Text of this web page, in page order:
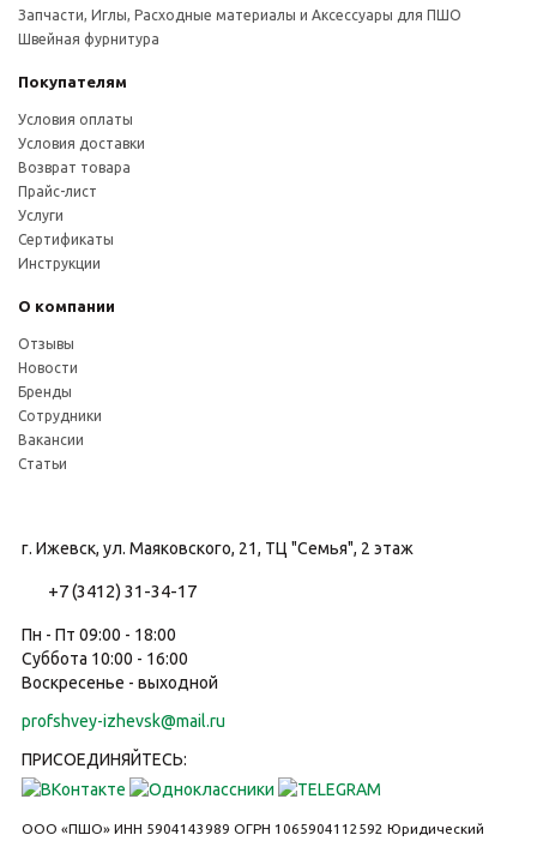
г. Ижевск, ул. Маяковского, 21, ТЦ "Семья", 2 этаж
+7 (3412) 31-34-17
Пн - Пт 09:00 - 18:00
Суббота 10:00 - 16:00
Воскресенье - выходной
profshvey-izhevsk@mail.ru
ПРИСОЕДИНЯЙТЕСЬ:
ООО «ПШО» ИНН 5904143989 ОГРН 1065904112592 Юридический
Запчасти, Иглы, Расходные материалы и Аксессуары для ПШО
Швейная фурнитура
Покупателям
Условия оплаты
Условия доставки
Возврат товара
Прайс-лист
Услуги
Сертификаты
Инструкции
О компании
Отзывы
Новости
Бренды
Сотрудники
Вакансии
Статьи